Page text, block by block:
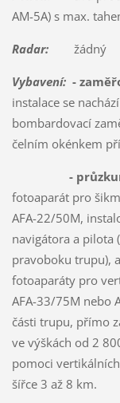
AM-5A) s max.
Radar:žádný
Vybavení: -
instalace se
bombardovací
čelním okénkem
-
fotoaparát pro
AFA-22/50M,
navigátora a pilota
pravoboku trupu),
fotoaparáty pro
AFA-33/75M nebo
části trupu, přímo
ve výškách od 2
pomoci
šířce 3 až 8 km.